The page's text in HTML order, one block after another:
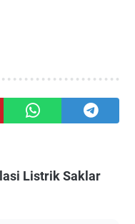
Listrik Saklar